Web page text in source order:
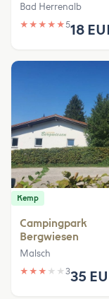
Bad Herrenalb
★ ★ ★ ★ ★518
Kemp
Campingpark
Bergwiesen
Malsch
★ ★ ★ ★ ★ 335